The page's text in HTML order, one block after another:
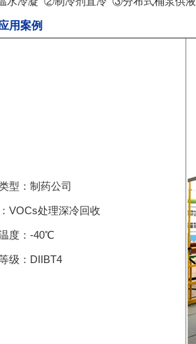
用案例
型：制药公司
VOCs处理深冷回收
度：-40℃
级：DIIBT4